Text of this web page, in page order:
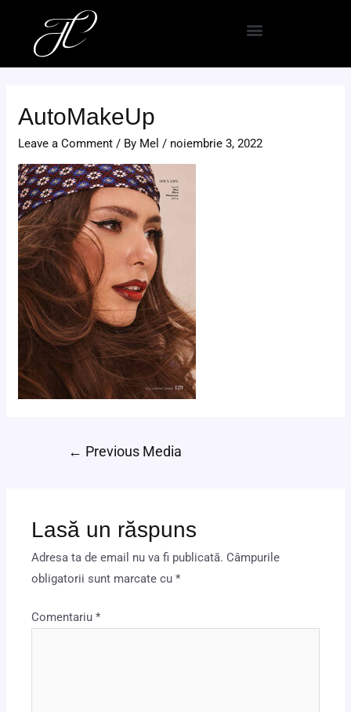
content
AutoMakeUp
Leave a Comment / By Mel/ noiembrie 3, 2022
Navigare
în
articole
← Previous Media
Lasă un răspuns
Adresa ta de email nu va fi publicată. Câmpurile
obligatorii sunt marcate cu*
Comentariu*